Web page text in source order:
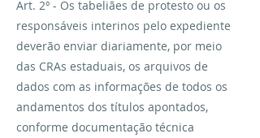
Art. 2º - Os tabeliães de protesto ou os
responsáveis interinos pelo expediente
deverão enviar diariamente, por meio
das CRAs estaduais, os arquivos de
dados com as informações de todos os
andamentos dos títulos apontados,
conforme documentação técnica